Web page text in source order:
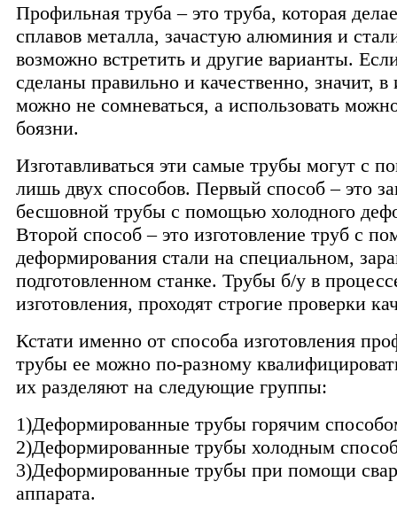
Профильная труба – это труба, которая
сплавов металла, зачастую алюминия и
возможно встретить и другие варианты.
сделаны правильно и качественно, значит,
можно не сомневаться, а использовать
боязни.
Изготавливаться эти самые трубы могут с
лишь двух способов. Первый способ – это
бесшовной трубы с помощью холодного
Второй способ – это изготовление труб с
деформирования стали на специальном,
подготовленном станке. Трубы б/у в
изготовления, проходят строгие проверки
Кстати именно от способа изготовления
трубы ее можно по-разному
их разделяют на следующие группы:
1)Деформированные трубы горячим
2)Деформированные трубы холодным
3)Деформированные трубы при помощи
аппарата.